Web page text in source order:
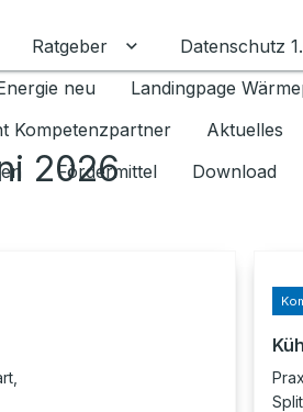
Ratgeber Untermenü für
Datenschutz
neu Landingpage
Kompetenzpartner
Aktuelles
Fördermittel Download
2026